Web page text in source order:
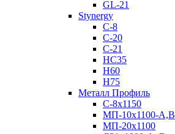
GL-21
Stynergy
C-8
C-20
C-21
НС35
Н60
H75
Металл Профиль
С-8х1150
МП-10x1100-А,В
МП-20х1100